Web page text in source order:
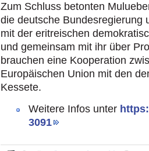
Zum Schluss betonten
die deutsche Bundesregierung
mit der eritreischen
und gemeinsam mit ihr über
brauchen eine Kooperation
Europäischen Union mit den
Kessete.
Weitere Infos unter
3091